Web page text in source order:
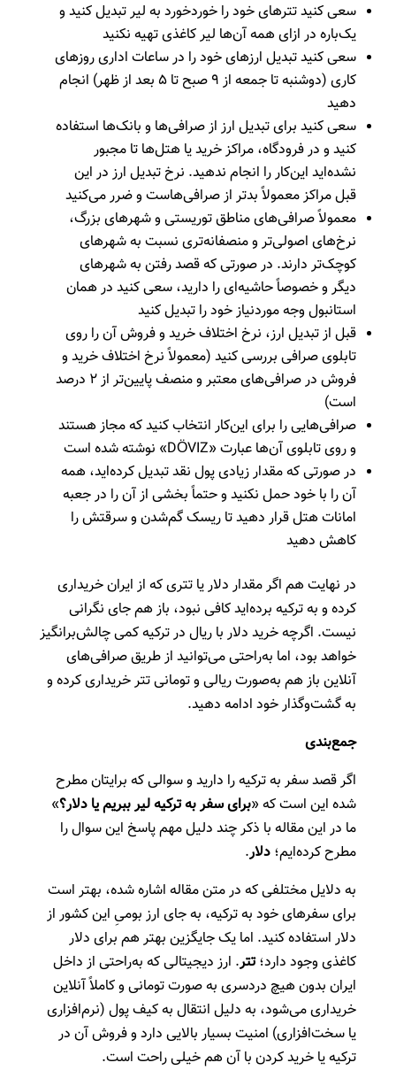
سعی کنید تترهای خود را خورد‌خورد به لیر تبدیل کنید و
یک‌باره در ازای همه آن‌ها لیر کاغذی تهیه نکنید
سعی کنید تبدیل ارزهای خود را در ساعات اداری روزهای
کاری (دوشنبه تا جمعه از ۹ صبح تا ۵ بعد از ظهر) انجام
دهید
سعی کنید برای تبدیل ارز از صرافی‌ها و بانک‌ها استفاده
کنید و در فرودگاه، مراکز خرید یا هتل‌ها تا مجبور
نشده‌اید این‌کار را انجام ندهید. نرخ تبدیل ارز در این
قبل مراکز معمولاً بدتر از صرافی‌هاست و ضرر می‌کنید
معمولاً صرافی‌های مناطق توریستی و شهرهای بزرگ،
نرخ‌های اصولی‌تر و منصفانه‌تری نسبت به شهرهای
کوچک‌تر دارند. در صورتی که قصد رفتن به شهرهای
دیگر و خصوصاً حاشیه‌ای را دارید، سعی کنید در همان
استانبول وجه مورد‌نیاز خود را تبدیل کنید
قبل از تبدیل ارز، نرخ اختلاف خرید و فروش آن را روی
تابلوی صرافی بررسی کنید (معمولاً نرخ اختلاف خرید و
فروش در صرافی‌های معتبر و منصف پایین‌تر از ۲ درصد
است)
صرافی‌هایی را برای این‌کار انتخاب کنید که مجاز هستند
و روی تابلوی آن‌ها عبارت «DÖVIZ» نوشته شده است
در صورتی که مقدار زیادی پول نقد تبدیل کرده‌اید، همه
آن را با خود حمل نکنید و حتماً بخشی از آن را در جعبه
امانات هتل قرار دهید تا ریسک گم‌شدن و سرقتش را
کاهش دهید
در نهایت هم اگر مقدار دلار یا تتری که از ایران خریداری
کرده و به ترکیه برده‌اید کافی نبود، باز هم جای نگرانی
نیست. اگرچه خرید دلار با ریال در ترکیه کمی چالش‌برانگیز
خواهد بود، اما به‌راحتی می‌توانید از طریق صرافی‌های
آنلاین باز هم به‌صورت ریالی و تومانی تتر خریداری کرده و
به گشت‌و‌گذار خود ادامه دهید.
جمع‌بندی
اگر قصد سفر به ترکیه را دارید و سوالی که برایتان مطرح
شده این است که «برای سفر به ترکیه لیر ببریم یا دلار؟»
ما در این مقاله با ذکر چند دلیل مهم پاسخ این سوال را
مطرح کرده‌ایم؛ دلار.
به دلایل مختلفی که در متن مقاله اشاره شده، بهتر است
برای سفرهای خود به ترکیه، به جای ارز بومیِ این کشور از
دلار استفاده کنید. اما یک جایگزین بهتر هم برای دلار
کاغذی وجود دارد؛تتر. ارز دیجیتالی که به‌راحتی از داخل
ایران بدون هیچ دردسری به صورت تومانی و کاملاً آنلاین
خریداری می‌شود، به دلیل انتقال به کیف پول (نرم‌افزاری
یا سخت‌افزاری) امنیت بسیار بالایی دارد و فروش آن در
ترکیه یا خرید کردن با آن هم خیلی راحت است.